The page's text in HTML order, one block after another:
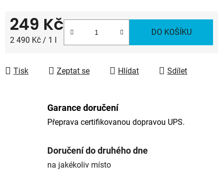
249 Kč
Měrná cena:
2 490 Kč / 1 l
DO KOŠÍKU
Tisk Zeptat se Hlídat Sdílet
Garance doručení
Přeprava certifikovanou dopravou UPS.
Doručení do druhého dne
na jakékoliv místo